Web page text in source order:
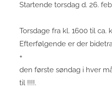
Startende torsdag d. 26.
Torsdage fra kl. 1600 til ca.
Efterfølgende er der
+
den første søndag i hver
til !!!!.